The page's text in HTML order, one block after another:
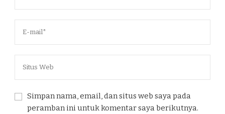
Simpan nama, email, dan situs web saya pada
peramban ini untuk komentar saya berikutnya.